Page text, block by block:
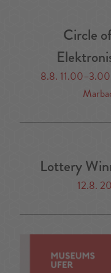
Circle
8.8.
Lottery
12.8.